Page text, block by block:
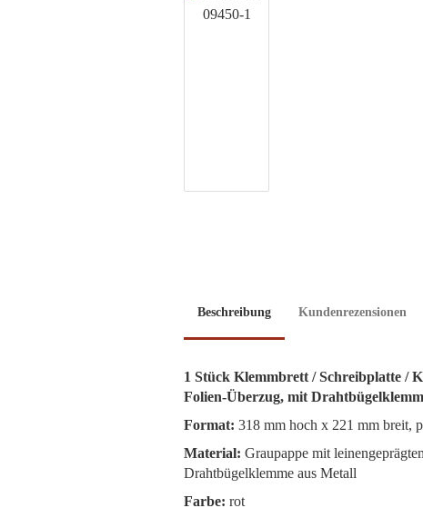
Beschreibung Kundenrezensionen
1 Stück Klemmbrett / Schreibplatte /
Folien-Überzug, mit
Format: 318 mm hoch x 221 mm breit,
Material: Graupappe mit
Drahtbügelklemme aus Metall
Farbe: rot